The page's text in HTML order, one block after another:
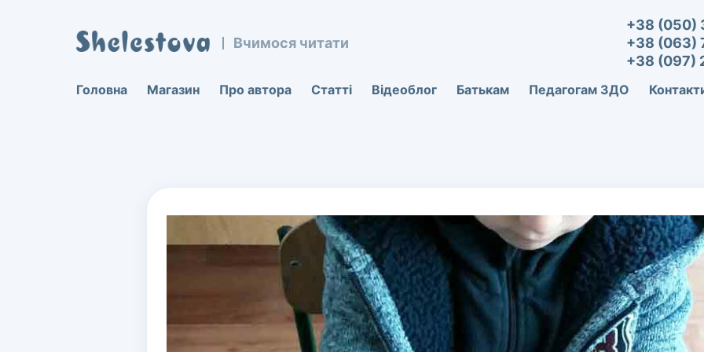
Вчимося читати
+38 (050)
+38 (063)
+38 (097)
Головна Магазин Про автора Статті Відеоблог Батькам Педагогам ЗДО
Виберіть, який напрямок Вас цікавить
Вчимося читати. Шелестова Людмила Розвиток дитини.